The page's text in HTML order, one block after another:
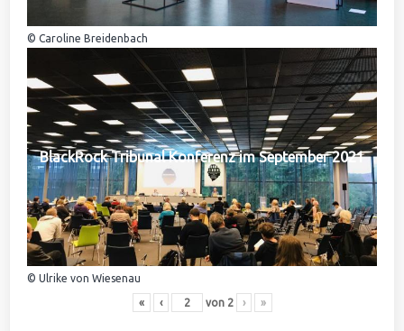
© Caroline Breidenbach
BlackRock Tribunal Konferenz im September 2021
© Ulrike von Wiesenau
« ‹ von 2 › »